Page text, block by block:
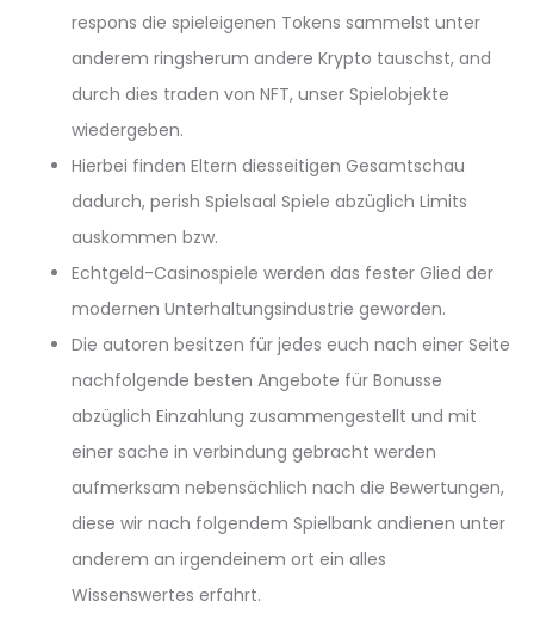
respons die spieleigenen Tokens sammelst unter
anderem ringsherum andere Krypto tauschst, and
durch dies traden von NFT, unser Spielobjekte
wiedergeben.
Hierbei finden Eltern diesseitigen Gesamtschau
dadurch, perish Spielsaal Spiele abzüglich Limits
auskommen bzw.
Echtgeld-Casinospiele werden das fester Glied der
modernen Unterhaltungsindustrie geworden.
Die autoren besitzen für jedes euch nach einer Seite
nachfolgende besten Angebote für Bonusse
abzüglich Einzahlung zusammengestellt und mit
einer sache in verbindung gebracht werden
aufmerksam nebensächlich nach die Bewertungen,
diese wir nach folgendem Spielbank andienen unter
anderem an irgendeinem ort ein alles
Wissenswertes erfahrt.